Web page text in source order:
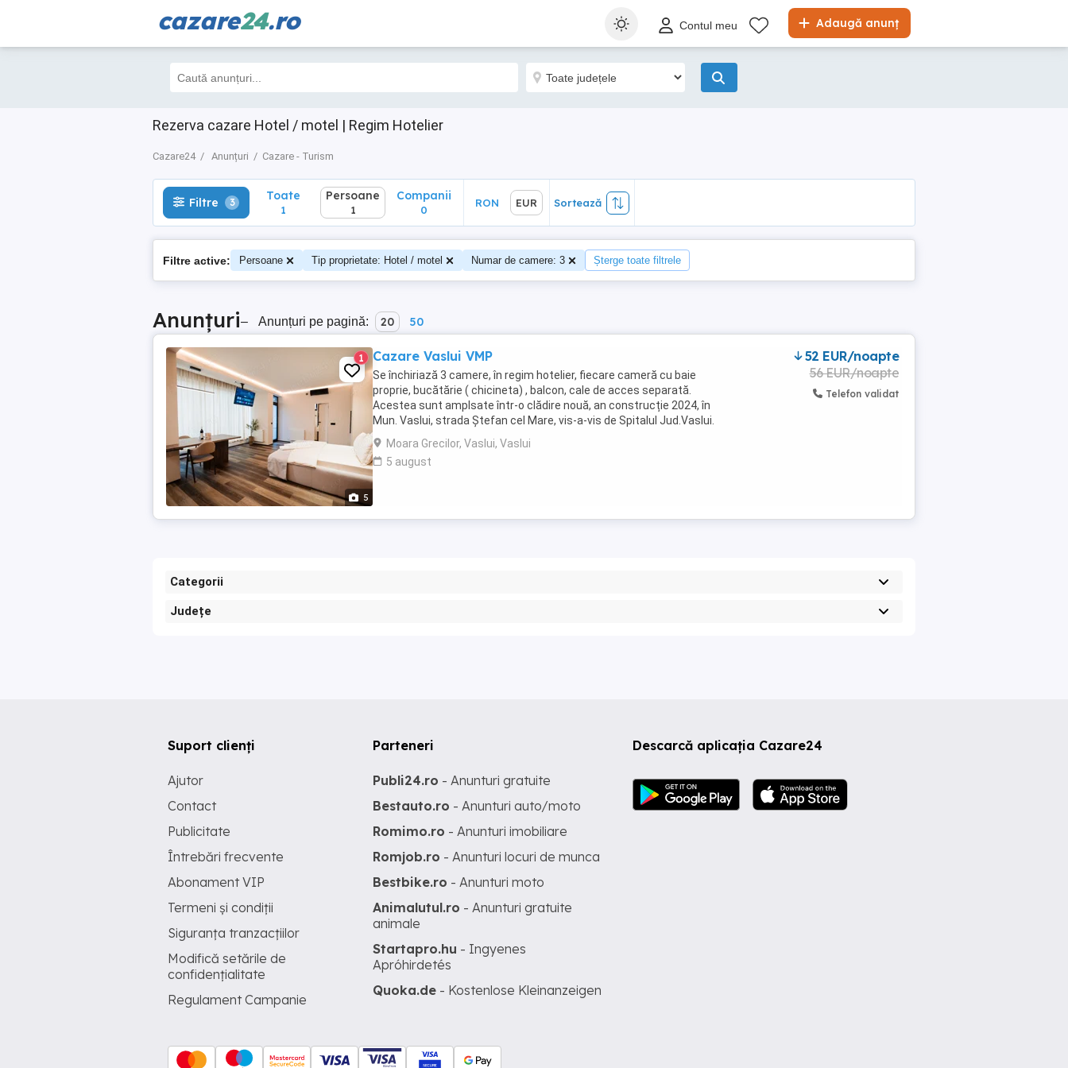
cazare24.ro Adaugă anunț
Contul meu
Rezerva cazare Hotel / motel | Regim Hotelier
Cazare24 Anunțuri Cazare - Turism
Filtre 3 Toate
1
Filtre 3 Toate
1
Persoane
1
Companii
0
RON EUR Sortează
Filtre active: Persoane Tip proprietate: Hotel / motel Numar de camere: 3 Șterge toate filtrele
Anunțuri– Anunțuri pe pagină: 20 50
5
1 Cazare Vaslui VMP
Se închiriază 3 camere, în regim hotelier, fiecare cameră cu baie
proprie, bucătărie ( chicineta) , balcon, cale de acces separată.
Acestea sunt amplsate într-o clădire nouă, an construcție 2024, în
Mun. Vaslui, strada Ștefan cel Mare, vis-a-vis de Spitalul Jud.Vaslui.
Prețul este de 275 zi. pt.1 ...
Moara Grecilor, Vaslui, Vaslui
5 august
52 EUR/noapte
56 EUR/noapte
Telefon validat
Categorii
Județe
Descarcă aplicația Cazare24
Suport clienți
Ajutor
Contact
Publicitate
Întrebări frecvente
Abonament VIP
Termeni și condiții
Siguranța tranzacțiilor
Modifică setările de
confidențialitate
Regulament Campanie
Parteneri
Publi24.ro - Anunturi gratuite
Bestauto.ro - Anunturi auto/moto
Romimo.ro - Anunturi imobiliare
Romjob.ro - Anunturi locuri de munca
Bestbike.ro - Anunturi moto
Animalutul.ro - Anunturi gratuite
animale
Startapro.hu - Ingyenes
Apróhirdetés
Quoka.de - Kostenlose Kleinanzeigen